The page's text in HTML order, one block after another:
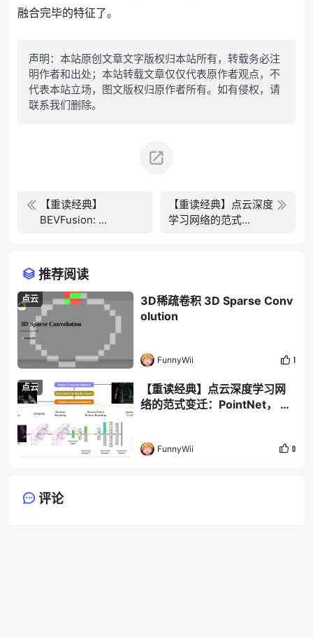
融合完毕的特征了。
声明：本站原创文章文字版权归本站所有，转载务必注
明作者和出处；本站转载文章仅仅代表原作者观点，不
代表本站立场，图文版权归原作者所有。如有侵权，请
联系我们删除。
【重读经典】
BEVFusion: ...
【重读经典】点云深度
学习网络的范式...
推荐阅读
点云
3D稀疏卷积 3D Sparse Conv
olution
FunnyWii 1
点云
【重读经典】点云深度学习网
络的范式变迁：PointNet， Vo
FunnyWii 0
评论